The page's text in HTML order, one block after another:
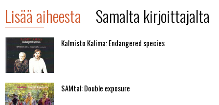
Lisää aiheesta Samalta kirjoittajalta
Kalmisto Kalima: Endangered species
SAMtal: Double exposure